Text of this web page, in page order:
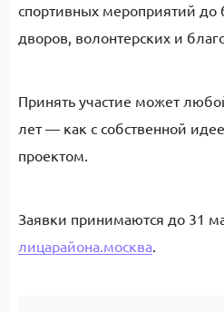
спортивных мероприятий до
дворов, волонтерских и
Принять участие может
лет — как с собственной
проектом.
Заявки принимаются до 31
лицарайона.москва.